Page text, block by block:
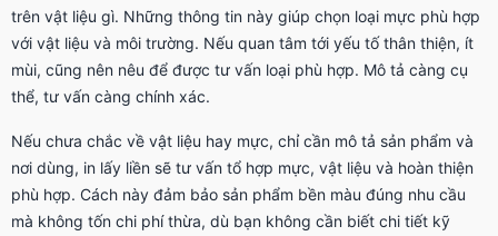
trên vật liệu gì. Những thông tin này giúp chọn loại mực phù hợp
với vật liệu và môi trường. Nếu quan tâm tới yếu tố thân thiện, ít
mùi, cũng nên nêu để được tư vấn loại phù hợp. Mô tả càng cụ
thể, tư vấn càng chính xác.
Nếu chưa chắc về vật liệu hay mực, chỉ cần mô tả sản phẩm và
nơi dùng, in lấy liền sẽ tư vấn tổ hợp mực, vật liệu và hoàn thiện
phù hợp. Cách này đảm bảo sản phẩm bền màu đúng nhu cầu
mà không tốn chi phí thừa, dù bạn không cần biết chi tiết kỹ